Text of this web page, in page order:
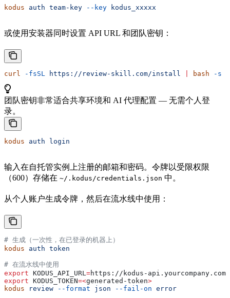
kodus auth team-key --key kodus_xxxxx
或使用安装器同时设置 API URL 和团队密钥：
curl -fsSL https://review-skill.com/install bash -s
团队密钥非常适合共享环境和 AI 代理配置 — 无需个人登
录。
kodus auth login
输入在自托管实例上注册的邮箱和密码。令牌以受限权限
（600）存储在 ~/.kodus/credentials.json 中。
从个人账户生成令牌，然后在流水线中使用：
# 生成（一次性，在已登录的机器上）
kodus auth token
# 在流水线中使用
export KODUS_API_URL=https :// kodus-api . yourcompany . com
export KODUS_TOKEN=<generated-token>
kodus review --format json --fail-on error